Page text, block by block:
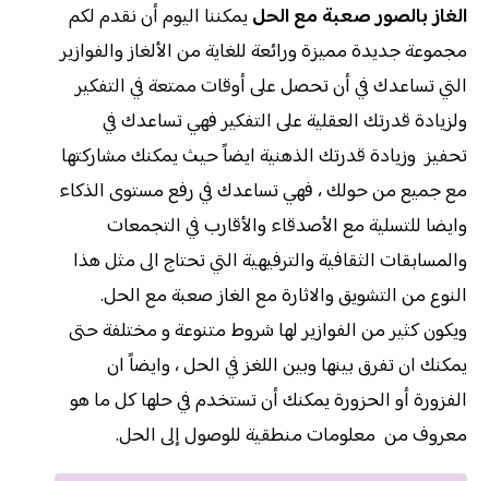
الغاز بالصور صعبة مع الحل يمكننا اليوم أن نقدم لكم
مجموعة جديدة مميزة ورائعة للغاية من الألغاز والفوازير
التي تساعدك في أن تحصل على أوقات ممتعة في التفكير
ولزيادة قدرتك العقلية على التفكير فهي تساعدك في
تحفيز وزيادة قدرتك الذهنية ايضاً حيث يمكنك مشاركتها
مع جميع من حولك ، فهي تساعدك في رفع مستوى الذكاء
وايضا للتسلية مع الأصدقاء والأقارب في التجمعات
والمسابقات الثقافية والترفيهية التي تحتاج الى مثل هذا
النوع من التشويق والاثارة مع الغاز صعبة مع الحل.
ويكون كثير من الفوازير لها شروط متنوعة و مختلفة حتى
يمكنك ان تفرق بينها وبين اللغز في الحل ، وايضاً ان
الفزورة أو الحزورة يمكنك أن تستخدم في حلها كل ما هو
معروف من معلومات منطقية للوصول إلى الحل.